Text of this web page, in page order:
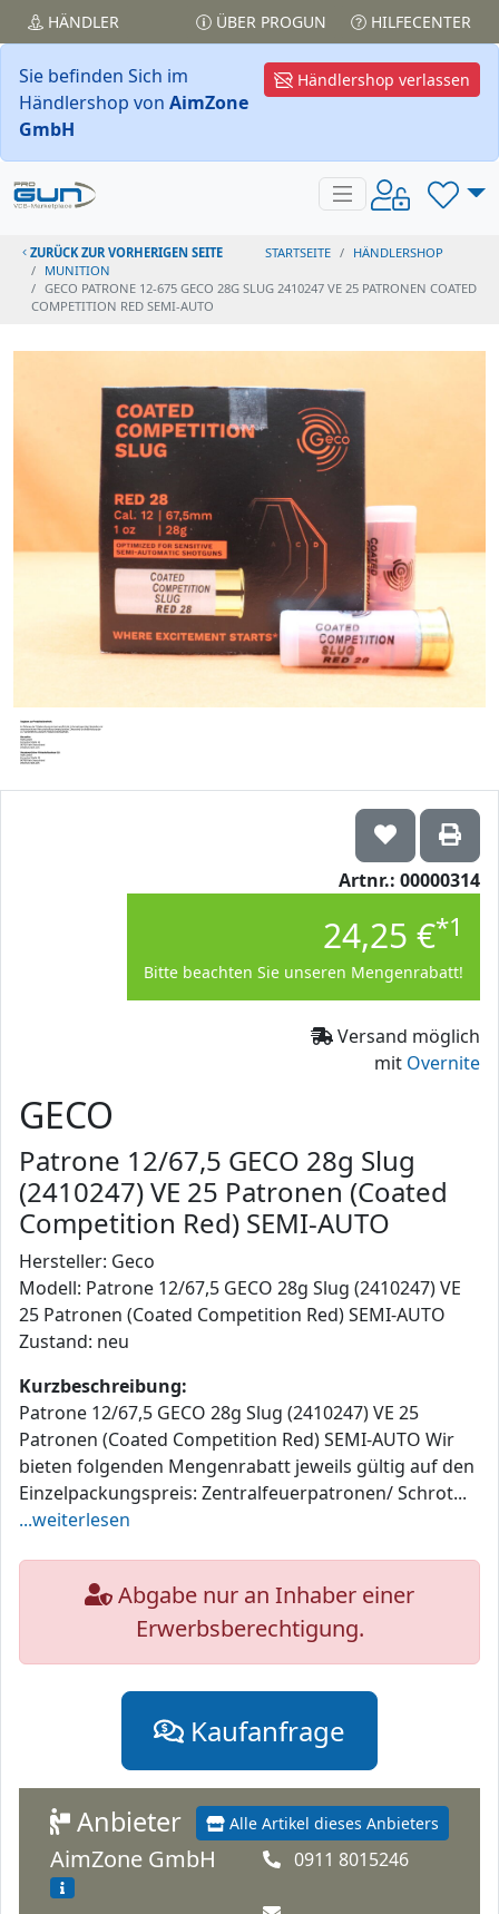
HÄNDLER ÜBER PROGUN HILFECENTER
Händlershop verlassen
Sie befinden Sich im
Händlershop von AimZone
GmbH
ZURÜCK ZUR VORHERIGEN SEITE STARTSEITE
HÄNDLERSHOP
MUNITION
GECO PATRONE 12-675 GECO 28G SLUG 2410247 VE 25 PATRONEN COATED
COMPETITION RED SEMI-AUTO
Artnr.: 00000314
24,25 €*1
Bitte beachten Sie unseren Mengenrabatt!
Versand möglich
mit Overnite
GECO
Patrone 12/67,5 GECO 28g Slug
(2410247) VE 25 Patronen (Coated
Competition Red) SEMI-AUTO
Hersteller: Geco
Modell: Patrone 12/67,5 GECO 28g Slug (2410247) VE
25 Patronen (Coated Competition Red) SEMI-AUTO
Zustand: neu
Kurzbeschreibung:
Patrone 12/67,5 GECO 28g Slug (2410247) VE 25
Patronen (Coated Competition Red) SEMI-AUTO Wir
bieten folgenden Mengenrabatt jeweils gültig auf den
Einzelpackungspreis: Zentralfeuerpatronen/ Schrot...
...weiterlesen
Abgabe nur an Inhaber einer
Erwerbsberechtigung.
Kaufanfrage
Alle Artikel dieses Anbieters
Anbieter
AimZone GmbH 0911 8015246